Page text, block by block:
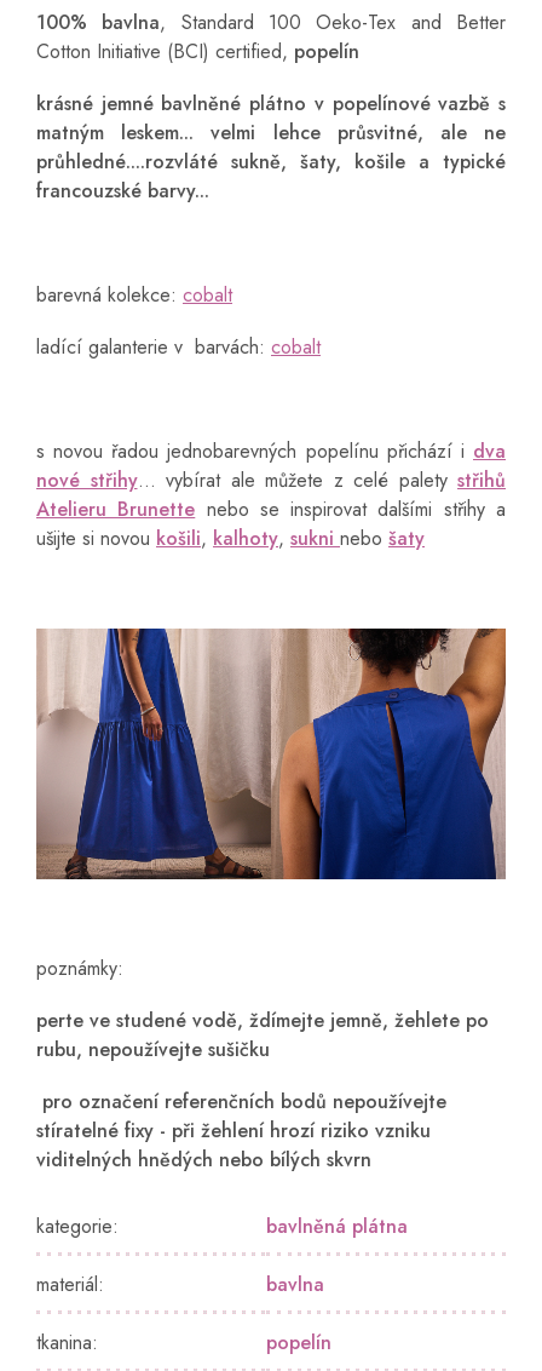
100% bavlna, Standard 100 Oeko-Tex and Better
Cotton Initiative (BCI) certified, popelín
krásné jemné bavlněné plátno v popelínové vazbě s
matným leskem...velmi lehce průsvitné, ale ne
průhledné....rozvláté sukně, šaty, košile a typické
francouzské barvy...
barevná kolekce: cobalt
ladící galanterie v barvách: cobalt
s novou řadou jednobarevných popelínu přichází i dva
nové střihy... vybírat ale můžete z celé palety střihů
Atelieru Brunette nebo se inspirovat dalšími střihy a
ušijte si novou košili, kalhoty, sukni nebo šaty
poznámky:
perte ve studené vodě, ždímejte jemně, žehlete po
rubu, nepoužívejte sušičku
pro označení referenčních bodů nepoužívejte
stíratelné fixy - při žehlení hrozí riziko vzniku
viditelných hnědých nebo bílých skvrn
kategorie: bavlněná plátna
materiál: bavlna
tkanina: popelín